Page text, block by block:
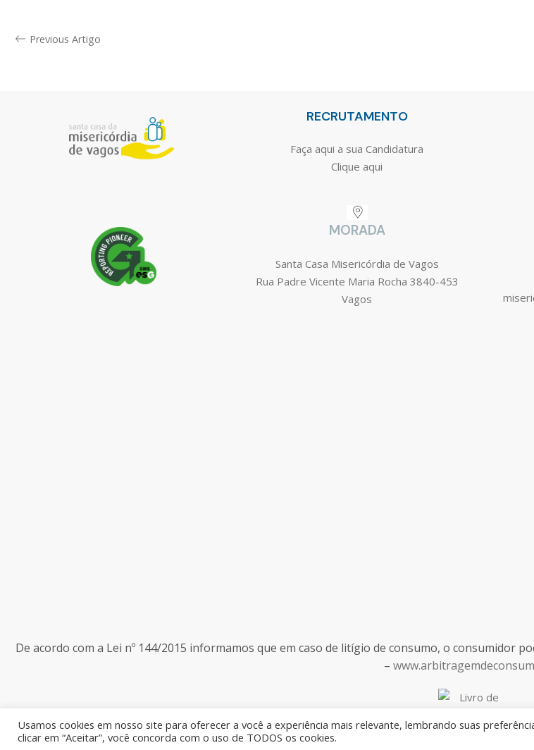
Previous Artigo
Usamos cookies em nosso site para oferecer a você a experiência mais relevante, lembrando suas
clicar em “Aceitar”, você concorda com o uso de TODOS os cookies.
RECRUTAMENTO
Faça aqui a sua Candidatura
Clique aqui
MORADA
Santa Casa Misericórdia de Vagos
Rua Padre Vicente Maria Rocha 3840-453
Vagos
De acordo com a Lei nº 144/2015 informamos que em caso de litígio de consumo, o consumidor
–